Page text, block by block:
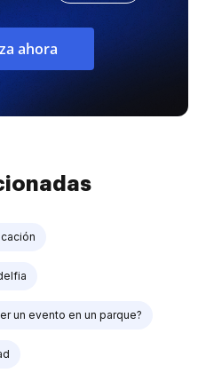
ahora
un evento en un parque?